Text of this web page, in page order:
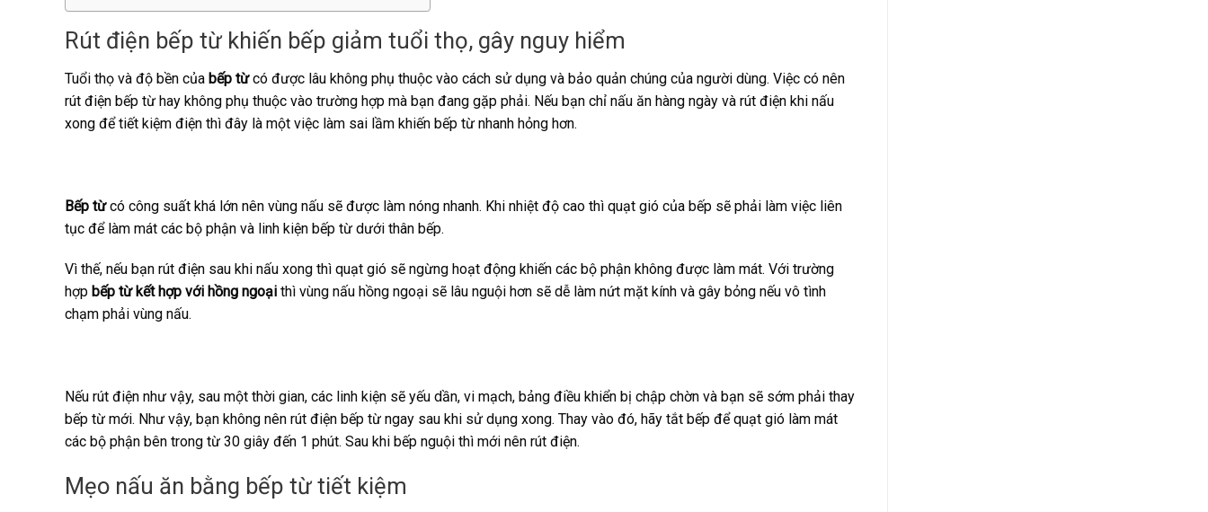
Rút điện bếp từ khiến bếp giảm tuổi thọ, gây nguy hiểm
Tuổi thọ và độ bền của bếp từcó được lâu không phụ thuộc vào cách sử dụng và bảo quản chúng của người dùng. Việc có nên
rút điện bếp từ hay không phụ thuộc vào trường hợp mà bạn đang gặp phải. Nếu bạn chỉ nấu ăn hàng ngày và rút điện khi nấu
xong để tiết kiệm điện thì đây là một việc làm sai lầm khiến bếp từ nhanh hỏng hơn.
Bếp từcó công suất khá lớn nên vùng nấu sẽ được làm nóng nhanh. Khi nhiệt độ cao thì quạt gió của bếp sẽ phải làm việc liên
tục để làm mát các bộ phận và linh kiện bếp từ dưới thân bếp.
Vì thế, nếu bạn rút điện sau khi nấu xong thì quạt gió sẽ ngừng hoạt động khiến các bộ phận không được làm mát. Với trường
hợp bếp từ kết hợp với hồng ngoại thì vùng nấu hồng ngoại sẽ lâu nguội hơn sẽ dễ làm nứt mặt kính và gây bỏng nếu vô tình
chạm phải vùng nấu.
Nếu rút điện như vậy, sau một thời gian, các linh kiện sẽ yếu dần, vi mạch, bảng điều khiển bị chập chờn và bạn sẽ sớm phải thay
bếp từ mới. Như vậy, bạn không nên rút điện bếp từ ngay sau khi sử dụng xong. Thay vào đó, hãy tắt bếp để quạt gió làm mát
các bộ phận bên trong từ 30 giây đến 1 phút. Sau khi bếp nguội thì mới nên rút điện.
Mẹo nấu ăn bằng bếp từ tiết kiệm